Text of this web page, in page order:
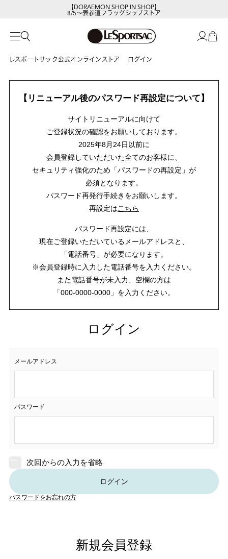
【DORAEMON SHOP IN SHOP】
8/5～表参道フラッグシップストア
レスポートサック公式オンラインストア ログイン
【リニューアル後のパスワード再設定について】
サイトリニューアルに向けて
ご登録状況の確認をお願いしております。
2025年8月24日以前に
会員登録していただいた全てのお客様に、
セキュリティ強化のため「パスワードの再設定」が
必須となります。
パスワード再発行手続きをお願いします。
再設定はこちら
パスワード再設定には、
現在ご登録いただいているメールアドレスと、
「電話番号」が必要になります。
※会員登録時に入力した電話番号を入力ください。
また電話番号が未入力、空欄の方は
「000-0000-0000」を入力ください。
ログイン
メールアドレス
パスワード
次回からの入力を省略
ログイン
パスワードをお忘れの方
新規会員登録